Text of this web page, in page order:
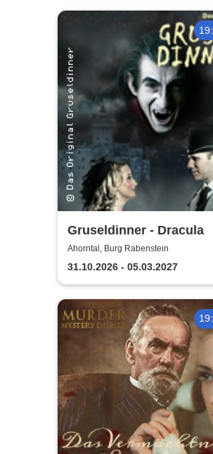
Gruseldinner - Dracula
Ahorntal, Burg Rabenstein
31.10.2026 - 05.03.2027